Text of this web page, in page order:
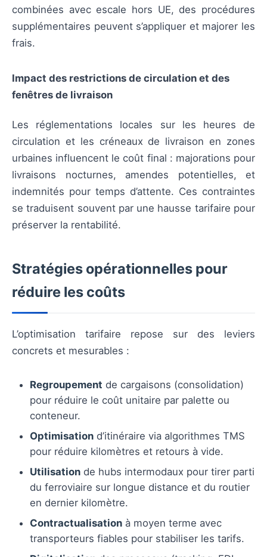
combinées avec escale hors UE, des procédures
supplémentaires peuvent s’appliquer et majorer les
frais.
Impact des restrictions de circulation et des
fenêtres de livraison
Les réglementations locales sur les heures de
circulation et les créneaux de livraison en zones
urbaines influencent le coût final : majorations pour
livraisons nocturnes, amendes potentielles, et
indemnités pour temps d’attente. Ces contraintes
se traduisent souvent par une hausse tarifaire pour
préserver la rentabilité.
Stratégies opérationnelles pour
réduire les coûts
L’optimisation tarifaire repose sur des leviers
concrets et mesurables :
Regroupement de cargaisons (consolidation)
pour réduire le coût unitaire par palette ou
conteneur.
Optimisation d’itinéraire via algorithmes TMS
pour réduire kilomètres et retours à vide.
Utilisation de hubs intermodaux pour tirer parti
du ferroviaire sur longue distance et du routier
en dernier kilomètre.
Contractualisation à moyen terme avec
transporteurs fiables pour stabiliser les tarifs.